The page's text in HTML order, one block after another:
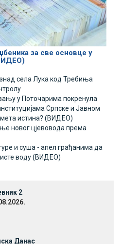
за све основце у
села Лука код Требиња
у Поточарима покренула
Српске и Јавном
истина? (ВИДЕО)
новог цјевовода према
и суша - апел грађанима да
воду (ВИДЕО)
2
Данас